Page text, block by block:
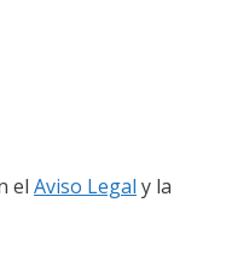
el Aviso Legal y la